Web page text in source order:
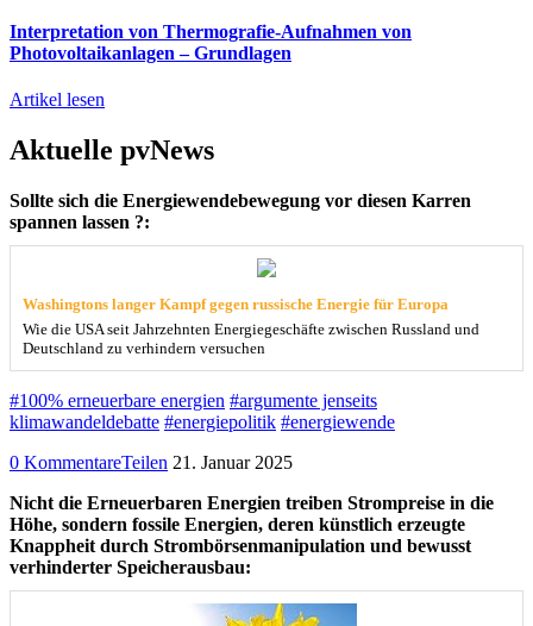
Interpretation von Thermografie-Aufnahmen von
Photovoltaikanlagen – Grundlagen
Artikel lesen
Aktuelle pvNews
Sollte sich die Energiewendebewegung vor diesen Karren
spannen lassen ?:
Washingtons langer Kampf gegen russische Energie für Europa
Wie die USA seit Jahrzehnten Energiegeschäfte zwischen Russland und
Deutschland zu verhindern versuchen
#100% erneuerbare energien #argumente jenseits
klimawandeldebatte #energiepolitik #energiewende
0 KommentareTeilen 21. Januar 2025
Nicht die Erneuerbaren Energien treiben Strompreise in die
Höhe, sondern fossile Energien, deren künstlich erzeugte
Knappheit durch Strombörsenmanipulation und bewusst
verhinderter Speicherausbau: